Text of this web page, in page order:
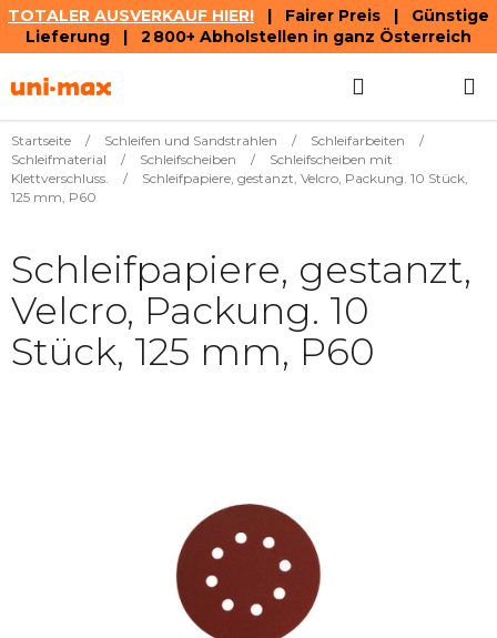
TOTALER AUSVERKAUF HIER! | Fairer Preis | Günstige
Lieferung | 2 800+ Abholstellen in ganz Österreich
Inhalt
Startseite / Schleifen und Sandstrahlen / Schleifarbeiten
/
Schleifmaterial
/ Schleifscheiben /
Schleifscheiben mit
Klettverschluss.
/
Schleifpapiere, gestanzt, Velcro, Packung. 10 Stück,
125 mm, P60
Schleifpapiere, gestanzt,
Velcro, Packung. 10
Stück, 125 mm, P60